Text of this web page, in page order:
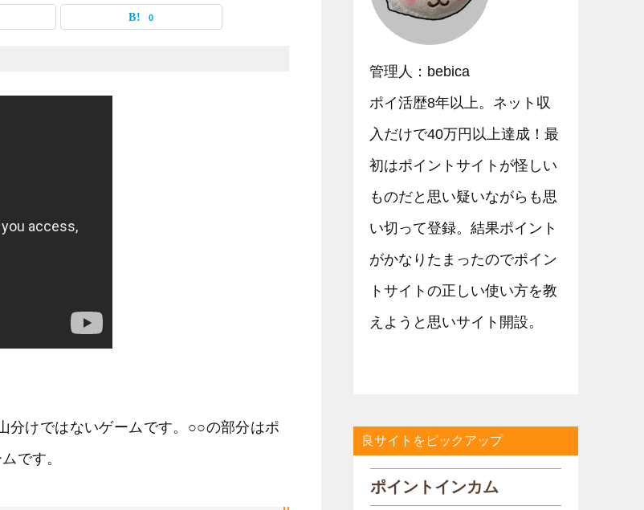
0
分けではないゲームです。○○の部分はポ
です。
管理人：bebica
ポイ活歴8年以上。ネット収
入だけで40万円以上達成！最
初はポイントサイトが怪しい
ものだと思い疑いながらも思
い切って登録。結果ポイント
がかなりたまったのでポイン
トサイトの正しい使い方を教
えようと思いサイト開設。
良サイトをピックアップ
ポイントインカム